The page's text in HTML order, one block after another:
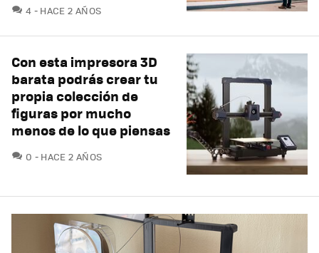
4 COMENTARIOS
HACE 2 AÑOS
Con esta impresora 3D
barata podrás crear tu
propia colección de
figuras por mucho
menos de lo que piensas
0 COMENTARIOS
HACE 2 AÑOS